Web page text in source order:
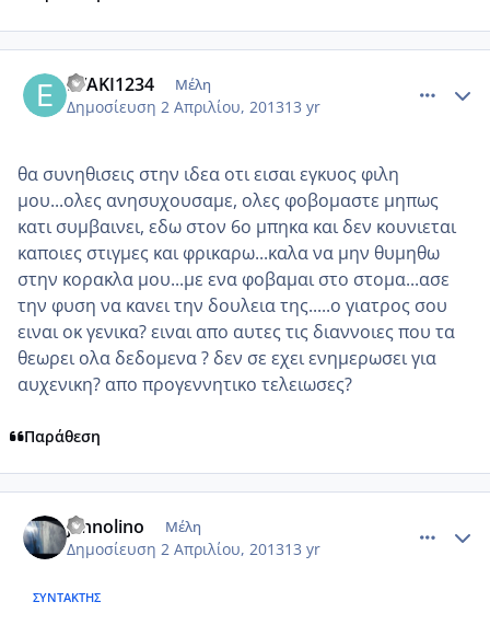
EYAKI1234 Μέλη
Δημοσίευση 2 Απριλίου, 201313 yr
θα συνηθισεις στην ιδεα οτι εισαι εγκυος φιλη
μου...ολες ανησυχουσαμε, ολες φοβομαστε μηπως
κατι συμβαινει, εδω στον 6ο μπηκα και δεν κουνιεται
καποιες στιγμες και φρικαρω...καλα να μην θυμηθω
στην κορακλα μου...με ενα φοβαμαι στο στομα...ασε
την φυση να κανει την δουλεια της.....ο γιατρος σου
ειναι οκ γενικα? ειναι απο αυτες τις διαννοιες που τα
θεωρει ολα δεδομενα ? δεν σε εχει ενημερωσει για
αυχενικη? απο προγεννητικο τελειωσες?
Παράθεση
jannolino Μέλη
Δημοσίευση 2 Απριλίου, 201313 yr
ΣΥΝΤΆΚΤΗΣ